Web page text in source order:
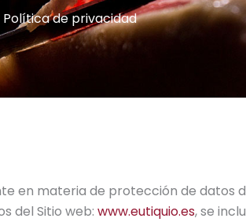
Política de privacidad
en materia de protección de
del Sitio web: www.eutiquio.es, se